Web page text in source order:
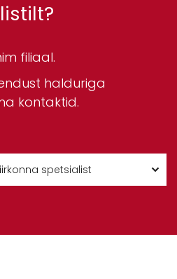
filiaal.
halduriga
kontaktid.